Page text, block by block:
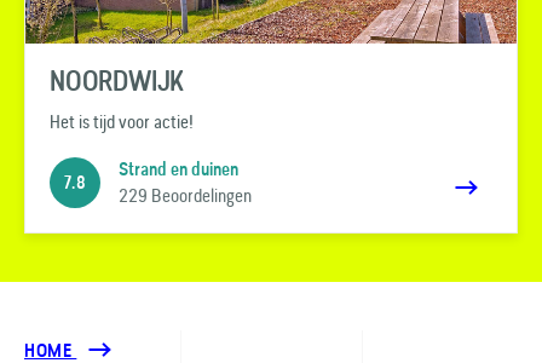
NOORDWIJK
Het is tijd voor actie!
7.8
Strand en duinen
229 Beoordelingen
HOME